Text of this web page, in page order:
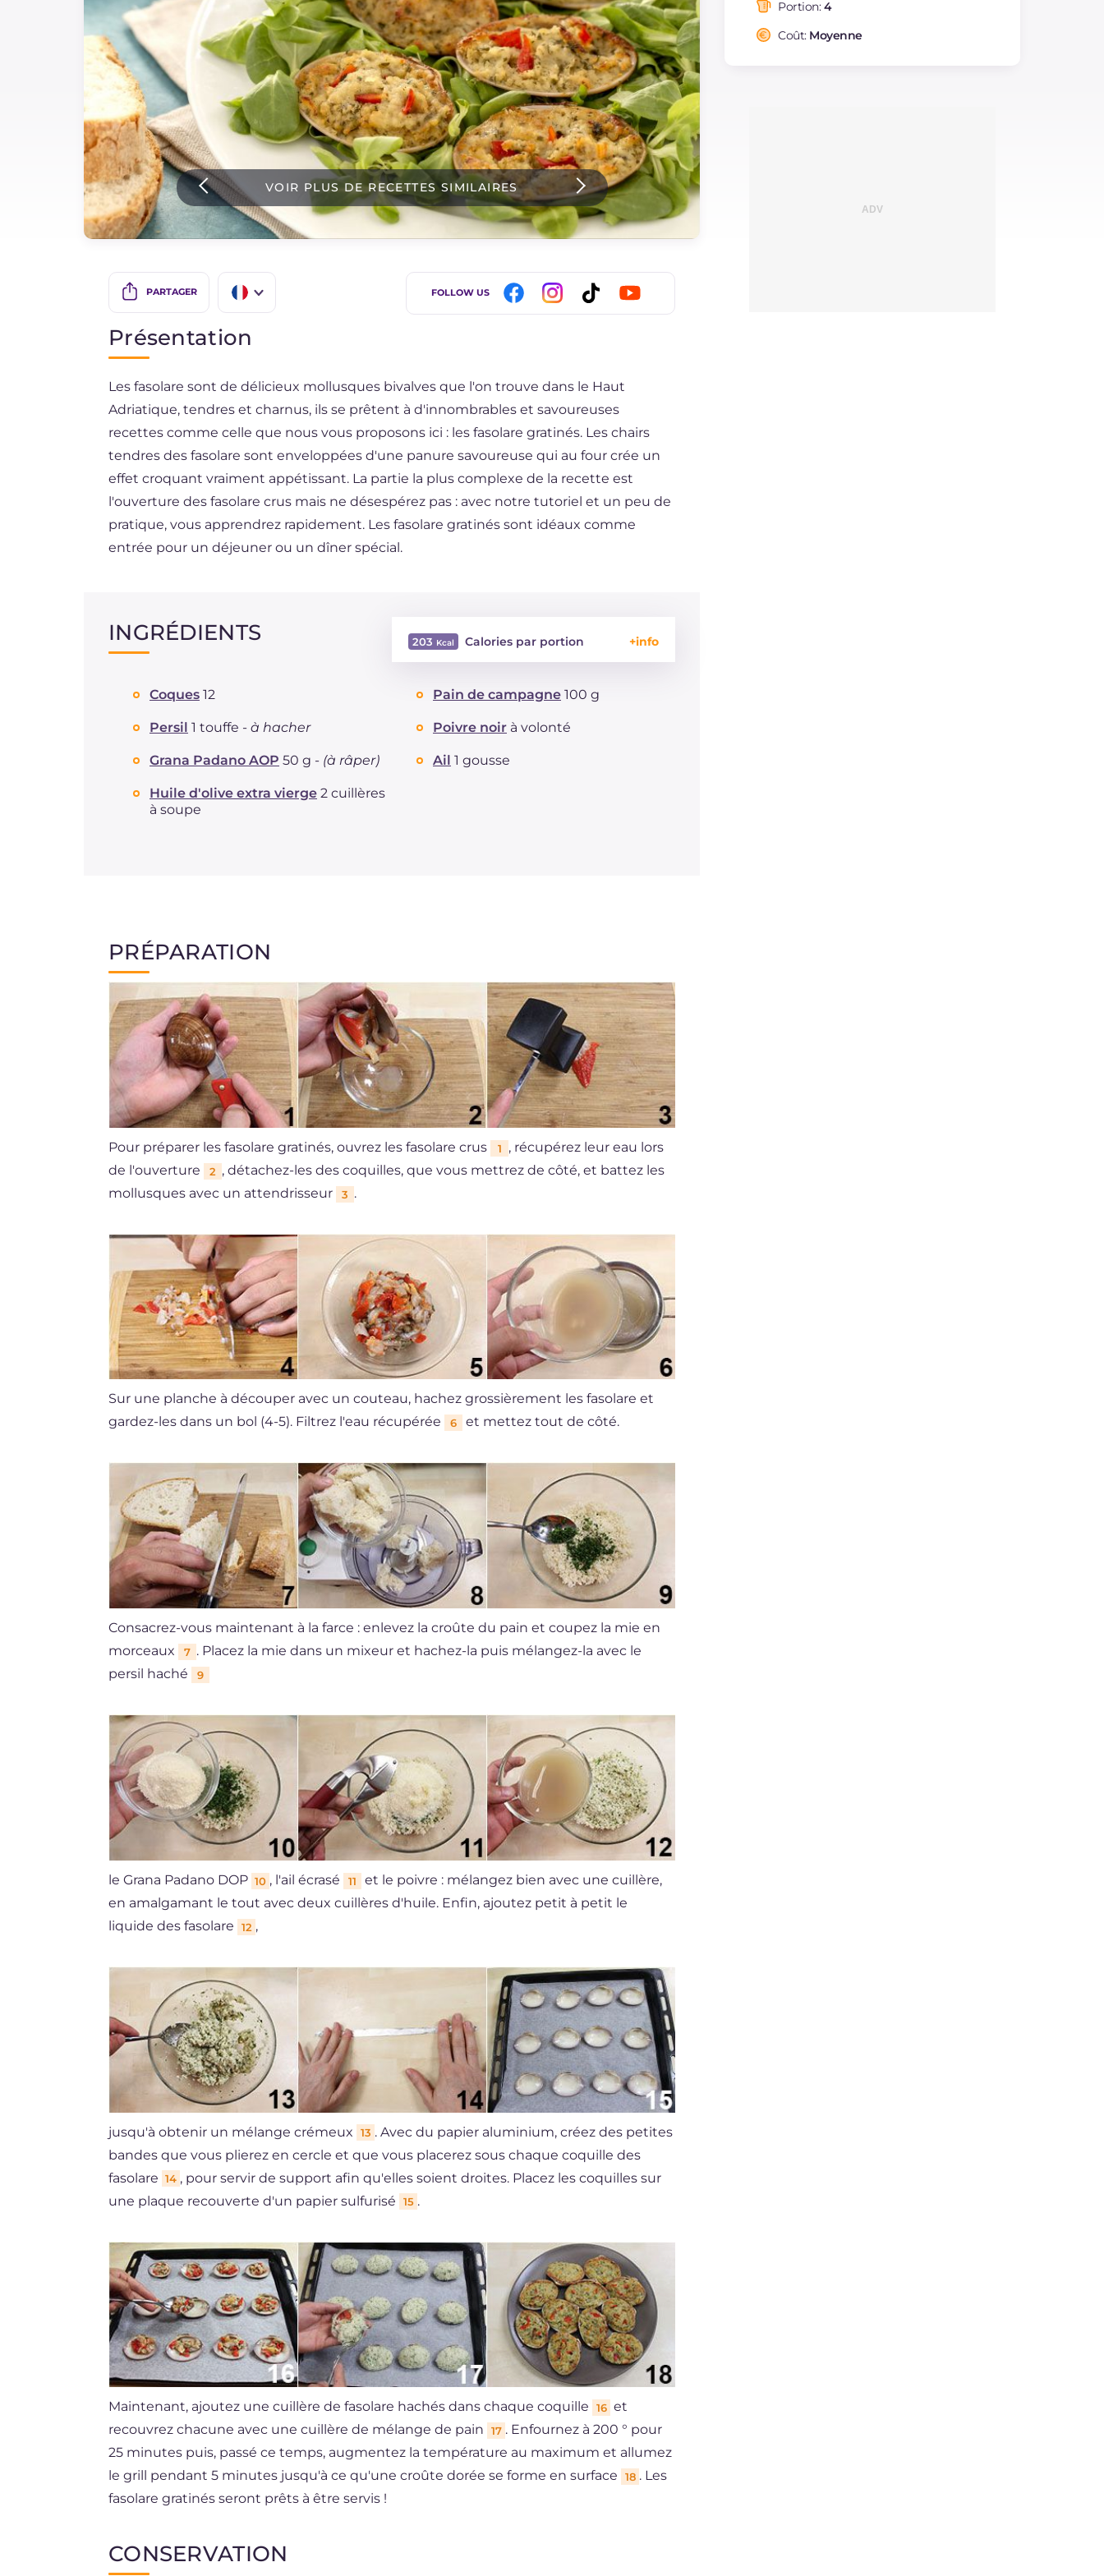
Dernieres recettes
IT Website
Instagram
YouTube
VOIR PLUS DE RECETTES SIMILAIRES
PARTAGER
DE
BR
NL
FOLLOW US
saturés
Fibre
Cholestérol
Portion:4
Coût: Moyenne
Présentation
Les fasolare sont de délicieux mollusques bivalves que l'on trouve dans le Haut
Adriatique, tendres et charnus, ils se prêtent à d'innombrables et savoureuses
recettes comme celle que nous vous proposons ici : les fasolare gratinés. Les chairs
tendres des fasolare sont enveloppées d'une panure savoureuse qui au four crée un
effet croquant vraiment appétissant. La partie la plus complexe de la recette est
l'ouverture des fasolare crus mais ne désespérez pas : avec notre tutoriel et un peu de
pratique, vous apprendrez rapidement. Les fasolare gratinés sont idéaux comme
entrée pour un déjeuner ou un dîner spécial.
INGRÉDIENTS 203 Calories par portion
Glucides g
Protéine
Graisses
Coques 12 Pain de campagne 100 g
Persil 1 touffe - à hacher Poivre noir à volonté
Grana Padano AOP 50 g - (à râper) Ail 1 gousse
Huile d'olive extra vierge 2 cuillères
à soupe
PRÉPARATION
Pour préparer les fasolare gratinés, ouvrez les fasolare crus 1
, récupérez leur eau lors
de l'ouverture
2 , détachez-les des coquilles, que vous mettrez de côté, et battez les
mollusques avec un attendrisseur
3 .
Sur une planche à découper avec un couteau, hachez grossièrement les fasolare et
gardez-les dans un bol (4-5). Filtrez l'eau récupérée
6 et mettez tout de côté.
Consacrez-vous maintenant à la farce : enlevez la croûte du pain et coupez la mie en
morceaux
7 . Placez la mie dans un mixeur et hachez-la puis mélangez-la avec le
persil haché
9
le Grana Padano DOP 10 , l'ail écrasé 11
et le poivre : mélangez bien avec une cuillère,
en amalgamant le tout avec deux cuillères d'huile. Enfin, ajoutez petit à petit le
liquide des fasolare
12 ,
jusqu'à obtenir un mélange crémeux 13 . Avec du papier aluminium, créez des petites
bandes que vous plierez en cercle et que vous placerez sous chaque coquille des
fasolare 14 , pour servir de support afin qu'elles soient droites. Placez les coquilles sur
une plaque recouverte d'un papier sulfurisé
15 .
Maintenant, ajoutez une cuillère de fasolare hachés dans chaque coquille 16 et
recouvrez chacune avec une cuillère de mélange de pain
17 . Enfournez à 200 ° pour
25 minutes puis, passé ce temps, augmentez la température au maximum et allumez
le grill pendant 5 minutes jusqu'à ce qu'une croûte dorée se forme en surface
18 . Les
fasolare gratinés seront prêts à être servis !
CONSERVATION